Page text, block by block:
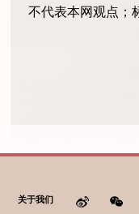
不代表本网观点；
关于我们